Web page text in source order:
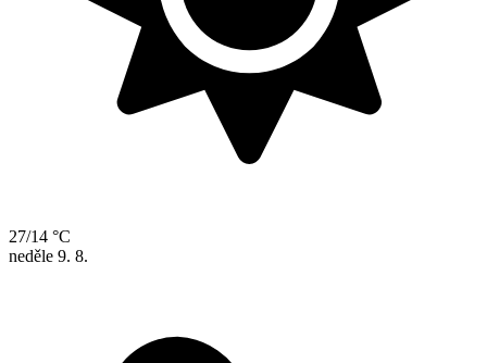
27/14 °C
neděle 9. 8.